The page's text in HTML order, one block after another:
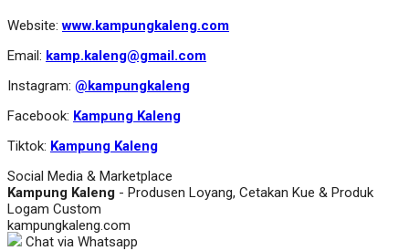
Website:www.kampungkaleng.com
Email: kamp.kaleng@gmail.com
Instagram: @kampungkaleng
Facebook: Kampung Kaleng
Tiktok: Kampung Kaleng
Social Media & Marketplace
Kampung Kaleng - Produsen Loyang, Cetakan Kue & Produk
Logam Custom
kampungkaleng.com
Chat via Whatsapp